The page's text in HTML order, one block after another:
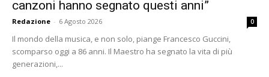
canzoni hanno segnato questi anni”
Redazione - 6 Agosto 2026 0
Il mondo della musica, e non solo, piange Francesco Guccini,
scomparso oggi a 86 anni. Il Maestro ha segnato la vita di più
generazioni,...